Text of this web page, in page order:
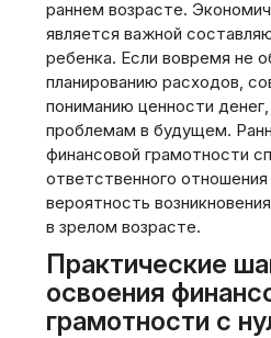
раннем возрасте.
является важной
ребенка. Если вовремя не
планированию расходов‚
пониманию ценности
проблемам в будущем.
финансовой грамотности
ответственного
вероятность
в зрелом возрасте.
Практические
освоения
грамотности с